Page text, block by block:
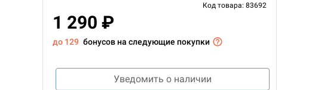
Код товара: 83692
1 290 ₽
до 129 бонусов на следующие покупки
Уведомить о наличии